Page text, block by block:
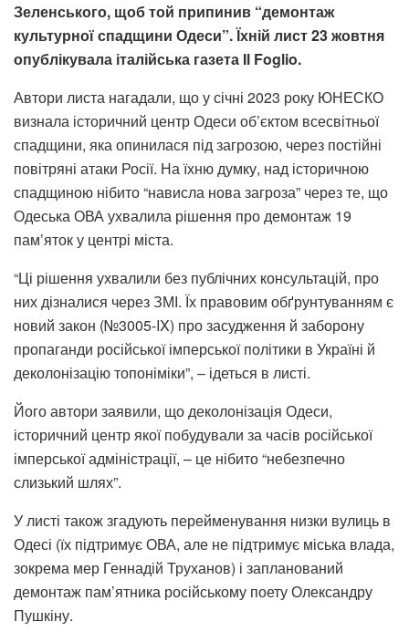
Зеленського, щоб той припинив “демонтаж
культурної спадщини Одеси”. Їхній лист 23 жовтня
опублікувала італійська газета Il Foglio.
Автори листа нагадали, що у січні 2023 року ЮНЕСКО
визнала історичний центр Одеси об’єктом всесвітньої
спадщини, яка опинилася під загрозою, через постійні
повітряні атаки Росії. На їхню думку, над історичною
спадщиною нібито “нависла нова загроза” через те, що
Одеська ОВА ухвалила рішення про демонтаж 19
пам’яток у центрі міста.
“Ці рішення ухвалили без публічних консультацій, про
них дізналися через ЗМІ. Їх правовим обґрунтуванням є
новий закон (№3005-IX) про засудження й заборону
пропаганди російської імперської політики в Україні й
деколонізацію топоніміки”, – ідеться в листі.
Його автори заявили, що деколонізація Одеси,
історичний центр якої побудували за часів російської
імперської адміністрації, – це нібито “небезпечно
слизький шлях”.
У листі також згадують перейменування низки вулиць в
Одесі (їх підтримує ОВА, але не підтримує міська влада,
зокрема мер Геннадій Труханов) і запланований
демонтаж пам’ятника російському поету Олександру
Пушкіну.